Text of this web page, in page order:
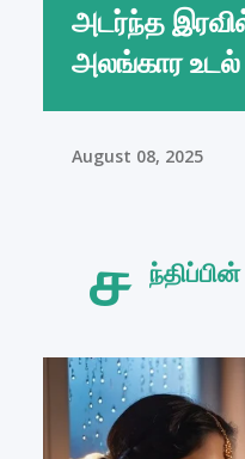
அடர்ந்த
அலங்கார உடல்
August 08, 2025
ச